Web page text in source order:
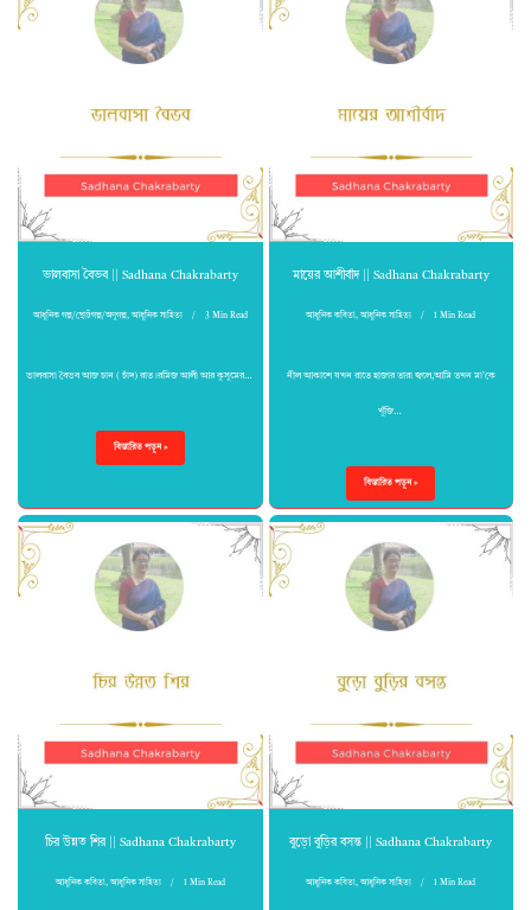
ভালবাসা বৈভব || Sadhana Chakrabarty
আধুনিক গল্প/ছোটগল্প/অণুগল্প, আধুনিক সাহিত্য 3 Min Read
ভালবাসা বৈভব আজ চান ( চাঁদ) রাত।রমিজ আলী আর কুসুমের…
বিস্তারিত পড়ুন »
মায়ের আশীর্বাদ || Sadhana Chakrabarty
আধুনিক কবিতা,আধুনিক সাহিত্য 1 Min Read
নীল আকাশে যখন রাতে হাজার তারা জ্বলে,আমি তখন মা’কে
খুঁজি…
বিস্তারিত পড়ুন »
চির উন্নত শির || Sadhana Chakrabarty
আধুনিক কবিতা , আধুনিক সাহিত্য 1 Min Read
বুড়ো বুড়ির বসন্ত || Sadhana Chakrabarty
আধুনিক কবিতা,আধুনিক সাহিত্য 1 Min Read